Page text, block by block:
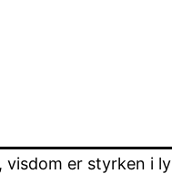
er styrken i